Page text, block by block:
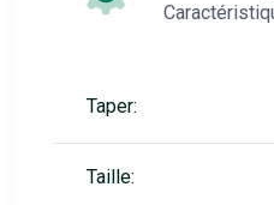
Taper:
Taille: